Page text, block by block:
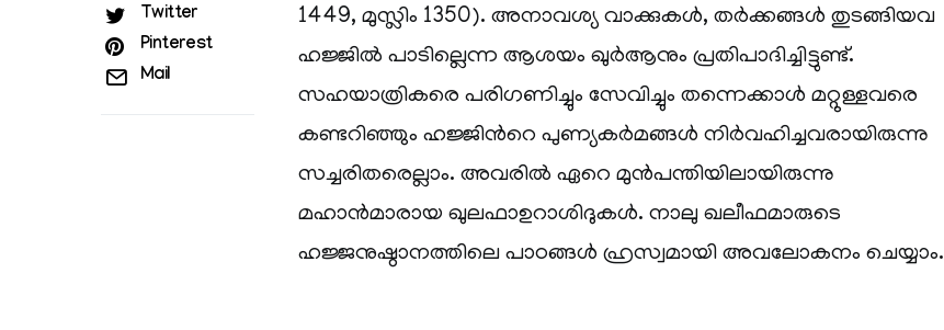
Twitter
Pinterest
Mail
1449, മുസ്ലിം 1350). അനാവശ്യ വാക്കുകള്‍, തര്‍ക്കങ്ങള്‍ തുടങ്ങിയവ
ഹജ്ജില്‍ പാടില്ലെന്ന ആശയം ഖുര്‍ആനും പ്രതിപാദിച്ചിട്ടുണ്ട്.
സഹയാത്രികരെ പരിഗണിച്ചും സേവിച്ചും തന്നെക്കാള്‍ മറ്റുള്ളവരെ
കണ്ടറിഞ്ഞും ഹജ്ജിന്‍റെ പുണ്യകര്‍മങ്ങള്‍ നിര്‍വഹിച്ചവരായിരുന്നു
സച്ചരിതരെല്ലാം. അവരില്‍ ഏറെ മുന്‍പന്തിയിലായിരുന്നു
മഹാന്‍മാരായ ഖുലഫാഉറാശിദുകള്‍. നാലു ഖലീഫമാരുടെ
ഹജ്ജനുഷ്ഠാനത്തിലെ പാഠങ്ങള്‍ ഹ്രസ്വമായി അവലോകനം ചെയ്യാം.